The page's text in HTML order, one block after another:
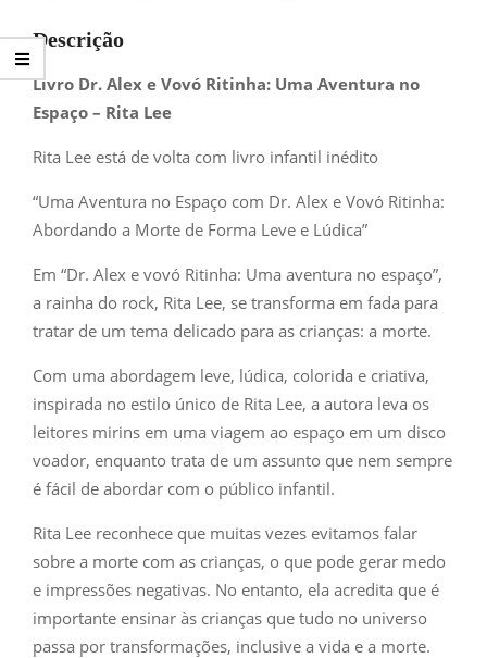
Descrição
Livro Dr. Alex e Vovó Ritinha: Uma Aventura no
Espaço – Rita Lee
Rita Lee está de volta com livro infantil inédito
“Uma Aventura no Espaço com Dr. Alex e Vovó Ritinha:
Abordando a Morte de Forma Leve e Lúdica”
Em “Dr. Alex e vovó Ritinha: Uma aventura no espaço”,
a rainha do rock, Rita Lee, se transforma em fada para
tratar de um tema delicado para as crianças: a morte.
Com uma abordagem leve, lúdica, colorida e criativa,
inspirada no estilo único de Rita Lee, a autora leva os
leitores mirins em uma viagem ao espaço em um disco
voador, enquanto trata de um assunto que nem sempre
é fácil de abordar com o público infantil.
Rita Lee reconhece que muitas vezes evitamos falar
sobre a morte com as crianças, o que pode gerar medo
e impressões negativas. No entanto, ela acredita que é
importante ensinar às crianças que tudo no universo
passa por transformações, inclusive a vida e a morte.